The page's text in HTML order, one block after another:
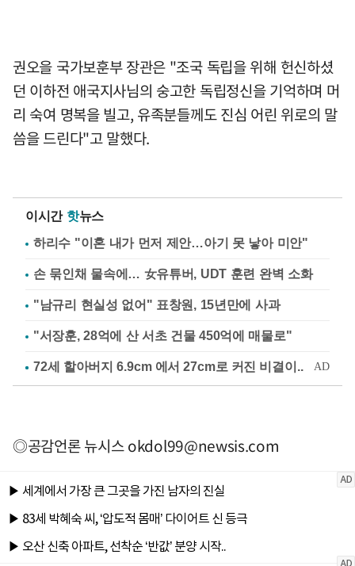
권오을 국가보훈부 장관은 "조국 독립을 위해 헌신하셨
던 이하전 애국지사님의 숭고한 독립정신을 기억하며 머
리 숙여 명복을 빌고, 유족분들께도 진심 어린 위로의 말
씀을 드린다"고 말했다.
이시간 핫뉴스
하리수 "이혼 내가 먼저 제안…아기 못 낳아 미안"
손 묶인채 물속에… 女유튜버, UDT 훈련 완벽 소화
"남규리 현실성 없어" 표창원, 15년만에 사과
"서장훈, 28억에 산 서초 건물 450억에 매물로"
◎공감언론 뉴시스okdol99@newsis.com